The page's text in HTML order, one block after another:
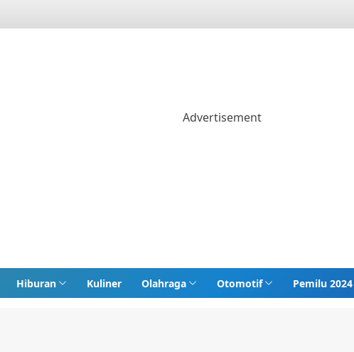
Hiburan Kuliner Olahraga Otomotif Pemilu 2024